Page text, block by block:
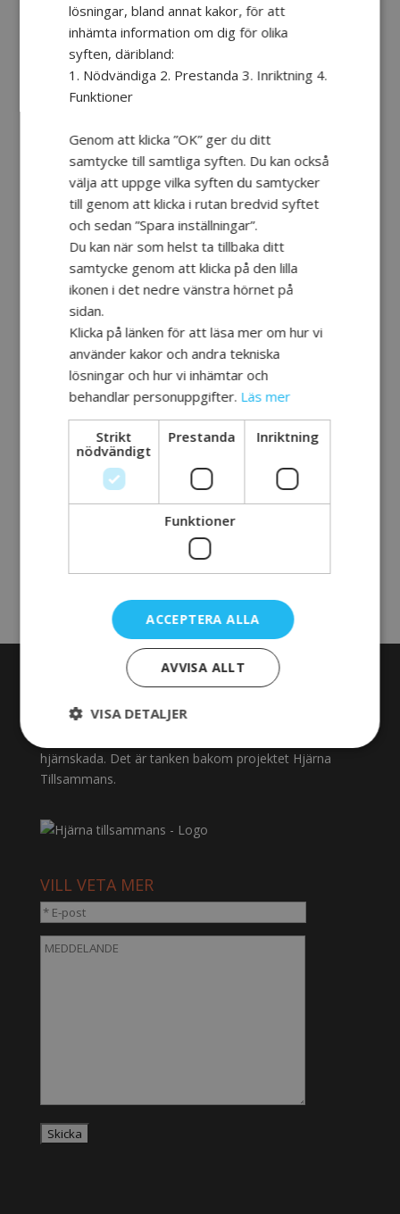
/Huvudsaken
OM HJÄRNA TILLSAMMANS
Vi samverkar mot ett gemensamt mål. Att stärka
hjärnskada. Det är tanken bakom projektet Hjärna
Tillsammans.
VILL VETA MER
lösningar, bland annat kakor, för att
inhämta information om dig för olika
syften, däribland:
1. Nödvändiga 2. Prestanda 3. Inriktning 4.
Funktioner
Genom att klicka ”OK” ger du ditt
samtycke till samtliga syften. Du kan också
välja att uppge vilka syften du samtycker
till genom att klicka i rutan bredvid syftet
och sedan ”Spara inställningar”.
Du kan när som helst ta tillbaka ditt
samtycke genom att klicka på den lilla
ikonen i det nedre vänstra hörnet på
sidan.
Klicka på länken för att läsa mer om hur vi
använder kakor och andra tekniska
lösningar och hur vi inhämtar och
behandlar personuppgifter. Läs mer
Strikt
nödvändigt
Prestanda Inriktning
Funktioner
ACCEPTERA ALLA
AVVISA ALLT
VISA DETALJER